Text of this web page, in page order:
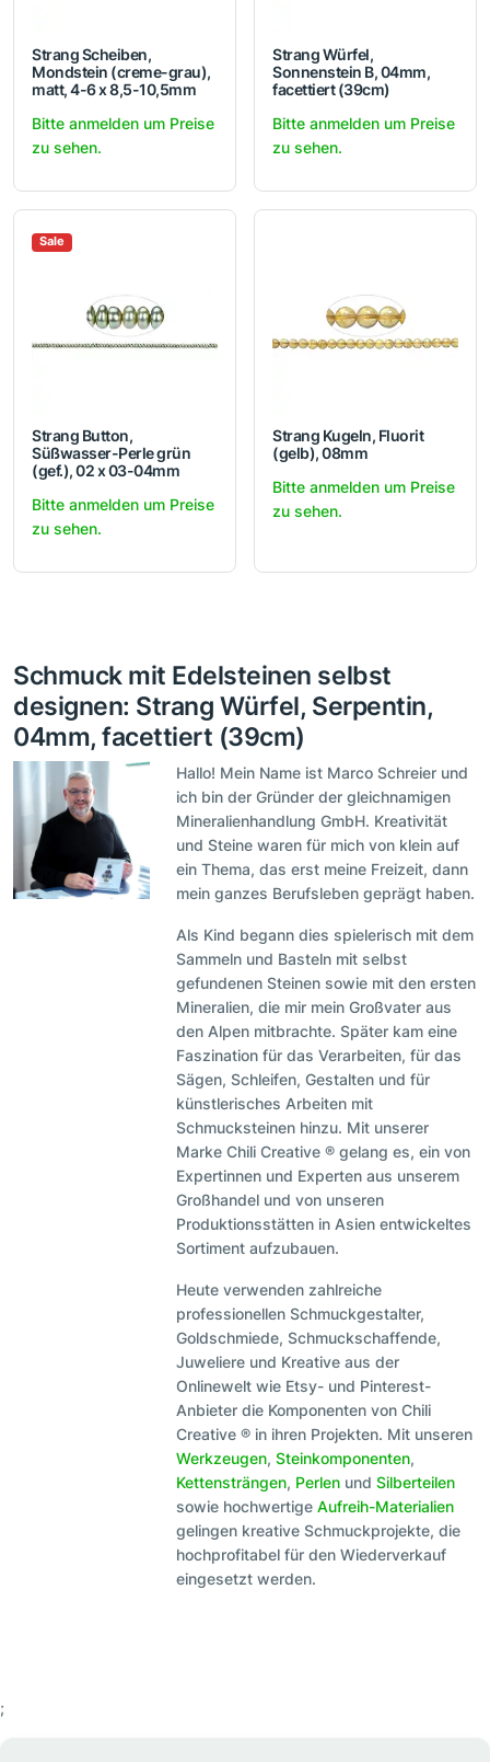
Strang Scheiben,
Mondstein (creme-grau),
matt, 4-6 x 8,5-10,5mm
Bitte anmelden um Preise
zu sehen.
Strang Würfel,
Sonnenstein B, 04mm,
facettiert (39cm)
Bitte anmelden um Preise
zu sehen.
Sale
Strang Button,
Süßwasser-Perle grün
(gef.), 02 x 03-04mm
Bitte anmelden um Preise
zu sehen.
Strang Kugeln, Fluorit
(gelb), 08mm
Bitte anmelden um Preise
zu sehen.
Schmuck mit Edelsteinen selbst
designen: Strang Würfel, Serpentin,
04mm, facettiert (39cm)
Hallo! Mein Name ist Marco Schreier und
ich bin der Gründer der gleichnamigen
Mineralienhandlung GmbH. Kreativität
und Steine waren für mich von klein auf
ein Thema, das erst meine Freizeit, dann
mein ganzes Berufsleben geprägt haben.
Als Kind begann dies spielerisch mit dem
Sammeln und Basteln mit selbst
gefundenen Steinen sowie mit den ersten
Mineralien, die mir mein Großvater aus
den Alpen mitbrachte. Später kam eine
Faszination für das Verarbeiten, für das
Sägen, Schleifen, Gestalten und für
künstlerisches Arbeiten mit
Schmucksteinen hinzu. Mit unserer
Marke Chili Creative ® gelang es, ein von
Expertinnen und Experten aus unserem
Großhandel und von unseren
Produktionsstätten in Asien entwickeltes
Sortiment aufzubauen.
Heute verwenden zahlreiche
professionellen Schmuckgestalter,
Goldschmiede, Schmuckschaffende,
Juweliere und Kreative aus der
Onlinewelt wie Etsy- und Pinterest-
Anbieter die Komponenten von Chili
Creative ® in ihren Projekten. Mit unseren
Werkzeugen,Steinkomponenten,
Kettensträngen, Perlen undSilberteilen
sowie hochwertigeAufreih-Materialien
gelingen kreative Schmuckprojekte, die
hochprofitabel für den Wiederverkauf
eingesetzt werden.
;